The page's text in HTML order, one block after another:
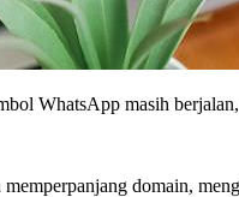
WhatsApp masih
domain,